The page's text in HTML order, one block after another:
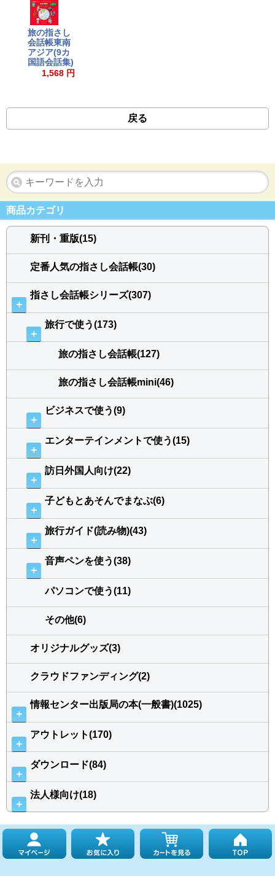
旅の指さし
会話帳東南
アジア(9カ
国語会話集)
1,568 円
戻る
商品カテゴリ
新刊・重版(15)
定番人気の指さし会話帳(30)
＋
指さし会話帳シリーズ(307)
＋
旅行で使う(173)
旅の指さし会話帳(127)
旅の指さし会話帳mini(46)
＋
ビジネスで使う(9)
＋
エンターテインメントで使う(15)
＋
訪日外国人向け(22)
＋
子どもとあそんでまなぶ(6)
＋
旅行ガイド(読み物)(43)
＋
音声ペンを使う(38)
パソコンで使う(11)
その他(6)
オリジナルグッズ(3)
クラウドファンディング(2)
＋
情報センター出版局の本(一般書)(1025)
＋
アウトレット(170)
＋
ダウンロード(84)
＋
法人様向け(18)